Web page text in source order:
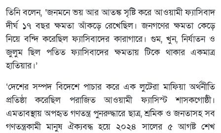
তিনি বলেন, ‘জনমনে ভয় আর আতঙ্ক সৃষ্টি করে আওয়ামী ফ্যাসিবাদ
দীর্ঘ ১৭ বছর ক্ষমতা আঁকড়ে রেখেছিল। জনগণের ক্ষমতা কেড়ে
নিয়ে বন্দি করেছিল ফ্যাসিবাদের কারাগারে। গুম, খুন, নির্যাতন ও
জুলুম ছিল পতিত ফ্যাসিবাদের ক্ষমতায় টিকে থাকার একমাত্র
হাতিয়ার।’
‘দেশের সম্পদ বিদেশে পাচার করে এক লুটেরা মাফিয়া অর্থনীতি
প্রতিষ্ঠা করেছিল পরাজিত আওয়ামী ফ্যাসিস্ট শাসকগোষ্ঠী।
এমতাবস্থায় অপহৃত গণতন্ত্র পুনরুদ্ধারে ছাত্র, শ্রমিক ও জনতাসহ সব
গণতন্ত্রকামী মানুষ ঐক্যবদ্ধ হয়ে ২০২৪ সালের ৫ আগষ্ট শেখ